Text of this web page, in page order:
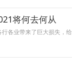
将何去何从
各业带来了巨大损失，